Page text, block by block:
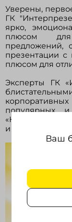
Ваш
Уверены,
ГК
ярко,
плюсом
предложений,
презентации
плюсом для
Эксперты ГК
популярных и
«Happy gifts
и увлекут в